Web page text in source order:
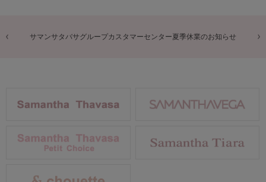
タバサグループカスタマーセンター夏季休業のお知らせ